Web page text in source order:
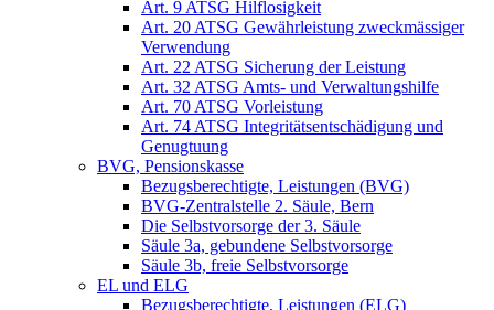
Art. 9 ATSG Hilflosigkeit
Art. 20 ATSG Gewährleistung zweckmässiger
Verwendung
Art. 22 ATSG Sicherung der Leistung
Art. 32 ATSG Amts- und Verwaltungshilfe
Art. 70 ATSG Vorleistung
Art. 74 ATSG Integritätsentschädigung und
Genugtuung
BVG, Pensionskasse
Bezugsberechtigte, Leistungen (BVG)
BVG-Zentralstelle 2. Säule, Bern
Die Selbstvorsorge der 3. Säule
Säule 3a, gebundene Selbstvorsorge
Säule 3b, freie Selbstvorsorge
EL und ELG
Bezugsberechtigte, Leistungen (ELG)